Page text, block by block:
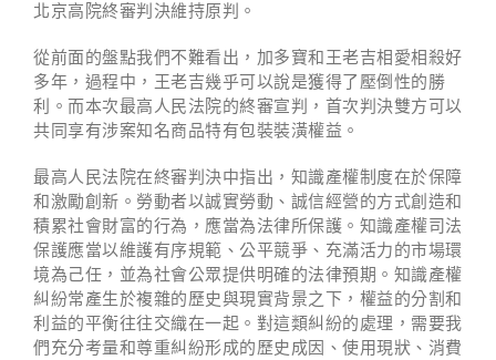
北京高院終審判決維持原判。
從前面的盤點我們不難看出，加多寶和王老吉相愛相殺好
多年，過程中，王老吉幾乎可以說是獲得了壓倒性的勝
利。而本次最高人民法院的終審宣判，首次判決雙方可以
共同享有涉案知名商品特有包裝裝潢權益。
最高人民法院在終審判決中指出，知識產權制度在於保障
和激勵創新。勞動者以誠實勞動、誠信經營的方式創造和
積累社會財富的行為，應當為法律所保護。知識產權司法
保護應當以維護有序規範、公平競爭、充滿活力的市場環
境為己任，並為社會公眾提供明確的法律預期。知識產權
糾紛常產生於複雜的歷史與現實背景之下，權益的分割和
利益的平衡往往交織在一起。對這類糾紛的處理，需要我
們充分考量和尊重糾紛形成的歷史成因、使用現狀、消費